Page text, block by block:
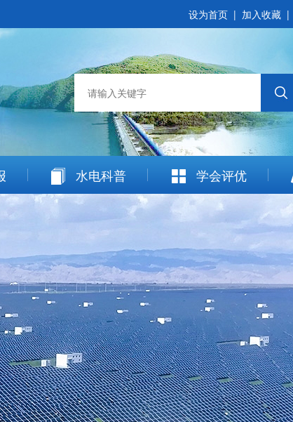
设为首页 | 加入收藏 |
水电科普 学会评优